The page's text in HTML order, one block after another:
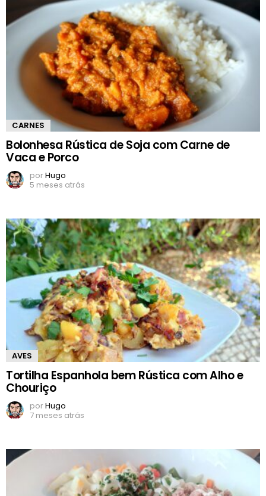
CARNES
Bolonhesa Rústica de Soja com Carne de
Vaca e Porco
porHugo
5 meses atrás
AVES
Tortilha Espanhola bem Rústica com Alho e
Chouriço
porHugo
7 meses atrás